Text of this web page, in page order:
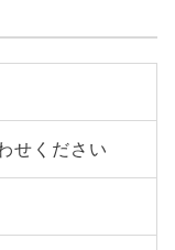
せください